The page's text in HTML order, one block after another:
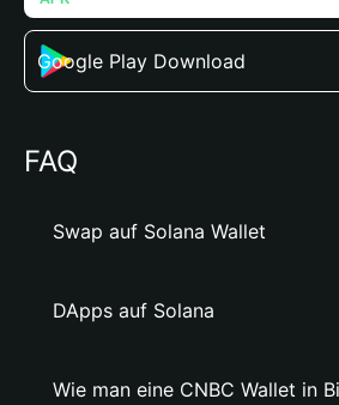
Google Play Download
FAQ
Swap auf Solana Wallet
DApps auf Solana
Wie man eine CNBC Wallet in